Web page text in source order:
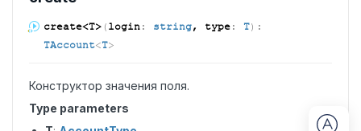
create<T> (login: string, type: T) :
TAccount<T>
Конструктор значения поля.
Type parameters